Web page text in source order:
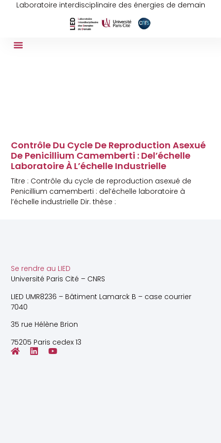
Laboratoire interdisciplinaire des énergies de demain
Contrôle Du Cycle De Reproduction Asexué
De Penicillium Camemberti : Del’échelle
Laboratoire À L’échelle Industrielle
Titre : Contrôle du cycle de reproduction asexué de
Penicillium camemberti : del’échelle laboratoire à
l’échelle industrielle Dir. thèse :
Se rendre au LIED
Université Paris Cité – CNRS
LIED UMR8236 – Bâtiment Lamarck B – case courrier
7040
35 rue Hélène Brion
75205 Paris cedex 13